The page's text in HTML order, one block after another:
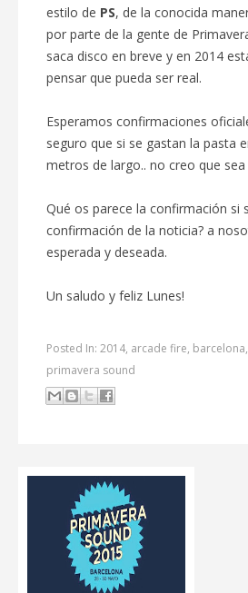
estilo de PS, de la conocida
por parte de la gente de
saca disco en breve y en 2014
pensar que pueda ser real.
Esperamos confirmaciones
seguro que si se gastan la pasta
metros de largo.. no creo que
Qué os parece la confirmación si
confirmación de la noticia? a
esperada y deseada.
Un saludo y feliz Lunes!
Posted In: 2014, arcade fire, barcelona,
primavera sound